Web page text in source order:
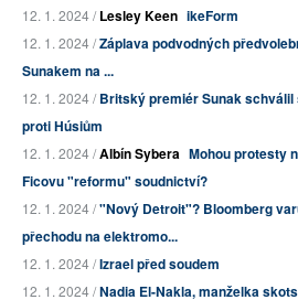
12. 1. 2024 /Lesley Keen ikeForm
12. 1. 2024 /Záplava podvodných
Sunakem na ...
12. 1. 2024 /Britský premiér Sunak
proti Húsiům
12. 1. 2024 /Albín Sybera Mohou protesty
Ficovu "reformu" soudnictví?
12. 1. 2024 /"Nový Detroit"? Bloomberg
přechodu na elektromo...
12. 1. 2024 /Izrael před soudem
12. 1. 2024 /Nadia El-Nakla, manželka